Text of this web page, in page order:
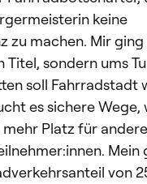
keine
zu machen. Mir ging
Titel, sondern ums
soll Fahrradstadt
es sichere Wege,
Platz für andere
Mein
von